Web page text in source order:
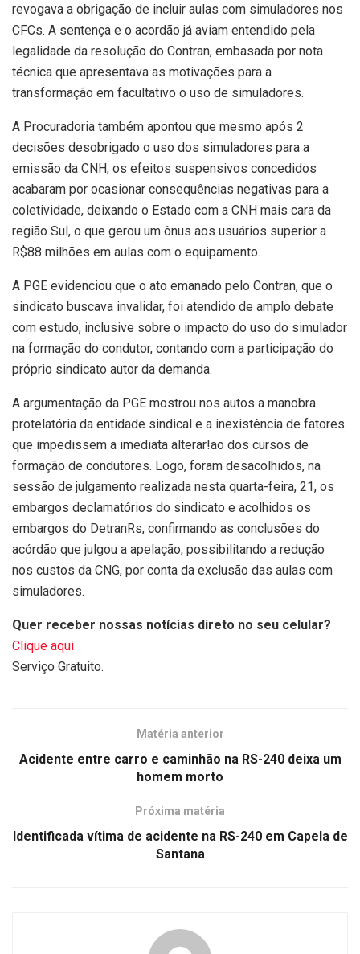
revogava a obrigação de incluir aulas com simuladores nos
CFCs. A sentença e o acordão já aviam entendido pela
legalidade da resolução do Contran, embasada por nota
técnica que apresentava as motivações para a
transformação em facultativo o uso de simuladores.
A Procuradoria também apontou que mesmo após 2
decisões desobrigado o uso dos simuladores para a
emissão da CNH, os efeitos suspensivos concedidos
acabaram por ocasionar consequências negativas para a
coletividade, deixando o Estado com a CNH mais cara da
região Sul, o que gerou um ônus aos usuários superior a
R$88 milhões em aulas com o equipamento.
A PGE evidenciou que o ato emanado pelo Contran, que o
sindicato buscava invalidar, foi atendido de amplo debate
com estudo, inclusive sobre o impacto do uso do simulador
na formação do condutor, contando com a participação do
próprio sindicato autor da demanda.
A argumentação da PGE mostrou nos autos a manobra
protelatória da entidade sindical e a inexistência de fatores
que impedissem a imediata alterar!ao dos cursos de
formação de condutores. Logo, foram desacolhidos, na
sessão de julgamento realizada nesta quarta-feira, 21, os
embargos declamatórios do sindicato e acolhidos os
embargos do DetranRs, confirmando as conclusões do
acórdão que julgou a apelação, possibilitando a redução
nos custos da CNG, por conta da exclusão das aulas com
simuladores.
Quer receber nossas notícias direto no seu celular?
Clique aqui
Serviço Gratuito.
Matéria anterior
Acidente entre carro e caminhão na RS-240 deixa um
homem morto
Próxima matéria
Identificada vítima de acidente na RS-240 em Capela de
Santana